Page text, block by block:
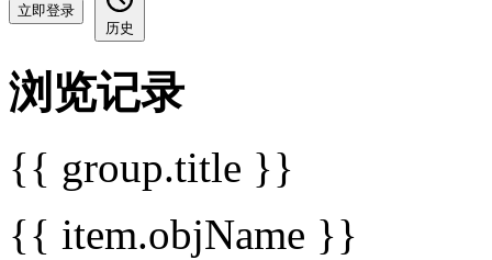
立即登录
历史
浏览记录
{{ group.title }}
{{ item.objName }}